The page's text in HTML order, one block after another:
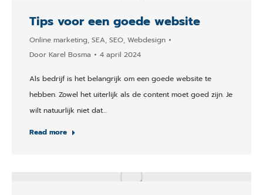
Tips voor een goede website
Online marketing, SEA, SEO, Webdesign
Door Karel Bosma 4 april 2024
Als bedrijf is het belangrijk om een goede website te
hebben. Zowel het uiterlijk als de content moet goed zijn. Je
wilt natuurlijk niet dat…
Read more